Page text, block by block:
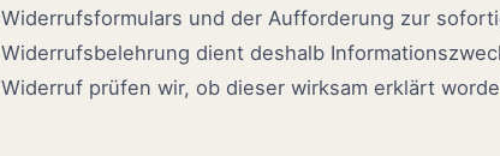
Widerrufsformulars und der Aufforderung zur
Widerrufsbelehrung dient deshalb
Widerruf prüfen wir, ob dieser wirksam erklärt